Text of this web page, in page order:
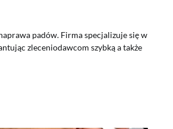
padów. Firma specjalizuje się w
zleceniodawcom szybką a także